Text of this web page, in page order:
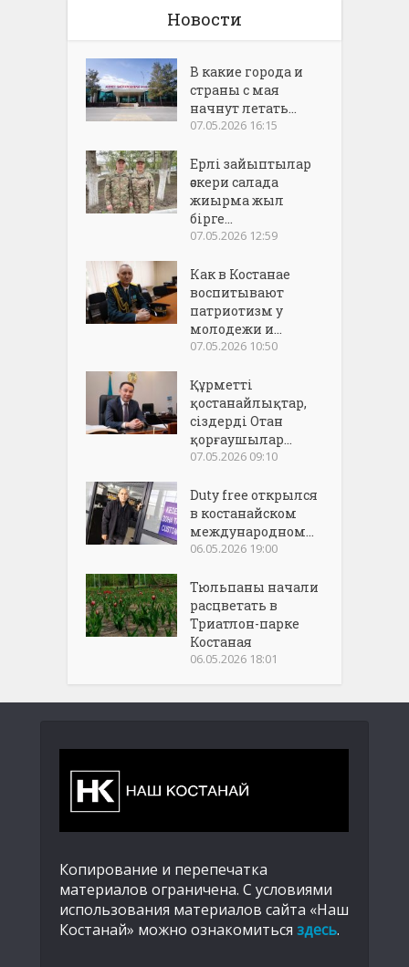
Новости
В какие города и
страны с мая
начнут летать...
07.05.2026 16:15
Ерлі зайыптылар
әскери салада
жиырма жыл
бірге...
07.05.2026 12:59
Как в Костанае
воспитывают
патриотизм у
молодежи и...
07.05.2026 10:50
Құрметті
қостанайлықтар,
сіздерді Отан
қорғаушылар...
07.05.2026 09:10
Duty free открылся
в костанайском
международном...
06.05.2026 19:00
Тюльпаны начали
расцветать в
Триатлон-парке
Костаная
06.05.2026 18:01
Копирование и перепечатка
материалов ограничена. С условиями
использования материалов сайта «Наш
Костанай» можно ознакомиться здесь.